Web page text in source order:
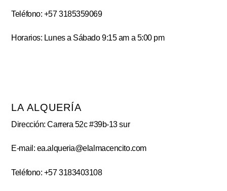
Teléfono: +57 3185359069
Horarios: Lunes a Sábado 9:15 am a 5:00 pm
LA ALQUERÍA
Dirección: Carrera 52c #39b-13 sur
E-mail: ea.alqueria@elalmacencito.com
Teléfono: +57 3183403108